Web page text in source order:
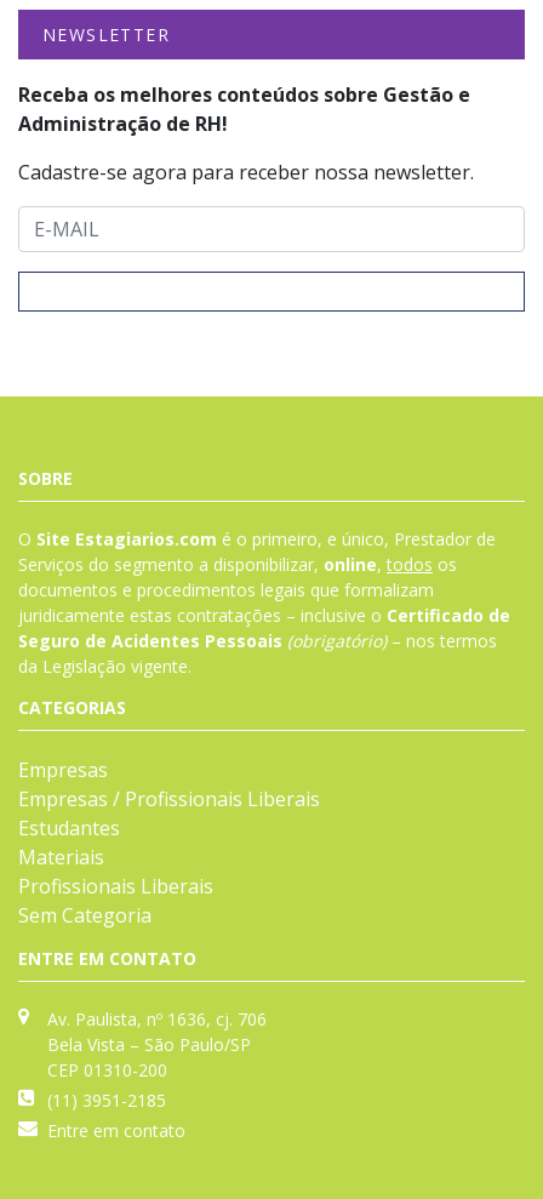
NEWSLETTER
Receba os melhores conteúdos sobre Gestão e
Administração de RH!
Cadastre-se agora para receber nossa newsletter.
SOBRE
O Site Estagiarios.com é o primeiro, e único, Prestador de
Serviços do segmento a disponibilizar, online,todos os
documentos e procedimentos legais que formalizam
juridicamente estas contratações – inclusive o Certificado de
Seguro de Acidentes Pessoais (obrigatório)– nos termos
da Legislação vigente.
CATEGORIAS
Empresas
Empresas / Profissionais Liberais
Estudantes
Materiais
Profissionais Liberais
Sem Categoria
ENTRE EM CONTATO
Av. Paulista, nº 1636, cj. 706
Bela Vista – São Paulo/SP
CEP 01310-200
(11) 3951-2185
Entre em contato